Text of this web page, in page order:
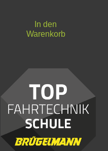
In den
Warenkorb